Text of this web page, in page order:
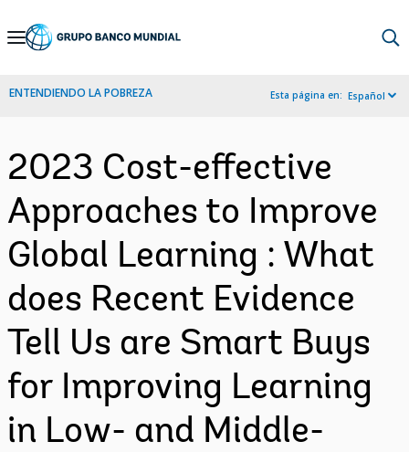
Skip
Navigation
ENTENDIENDO LA POBREZA Esta página en: Español
2023 Cost-effective
Approaches to Improve
Global Learning : What
does Recent Evidence
Tell Us are Smart Buys
for Improving Learning
in Low- and Middle-